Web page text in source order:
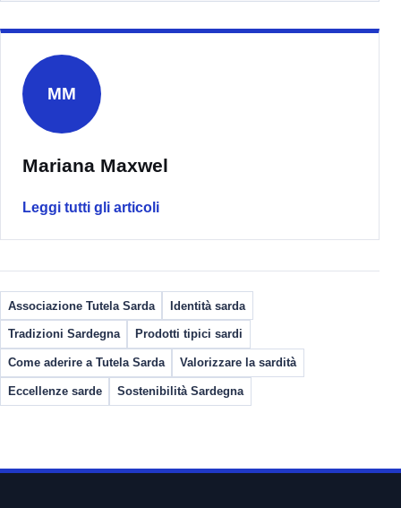
MM
Mariana Maxwel
Leggi tutti gli articoli
Associazione Tutela Sarda Identità sarda
Tradizioni Sardegna Prodotti tipici sardi
Come aderire a Tutela Sarda Valorizzare la sardità
Eccellenze sarde Sostenibilità Sardegna